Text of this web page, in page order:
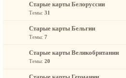
Старые карты Белоруссии
Темы: 31
Старые карты Бельгии
Темы: 7
Старые карты Великобритании
Темы: 20